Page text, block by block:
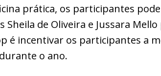
prática, os participantes
Sheila de Oliveira e Jussara
é incentivar os participantes a
o ano.